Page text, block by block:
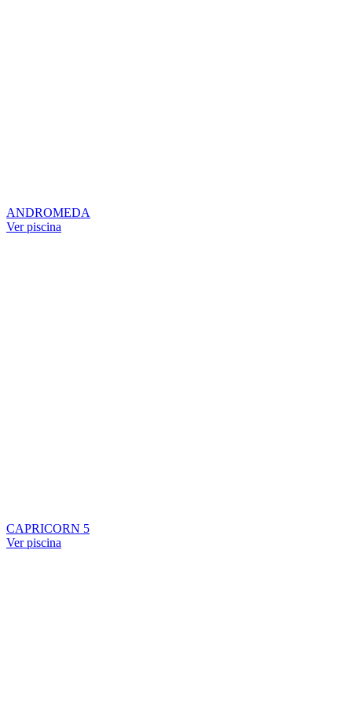
ANDROMEDA
Ver piscina
CAPRICORN 5
Ver piscina